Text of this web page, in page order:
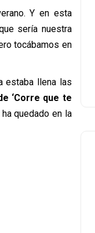
Y en esta
sería nuestra
tocábamos en
estaba llena las
‘Corre que te
quedado en la